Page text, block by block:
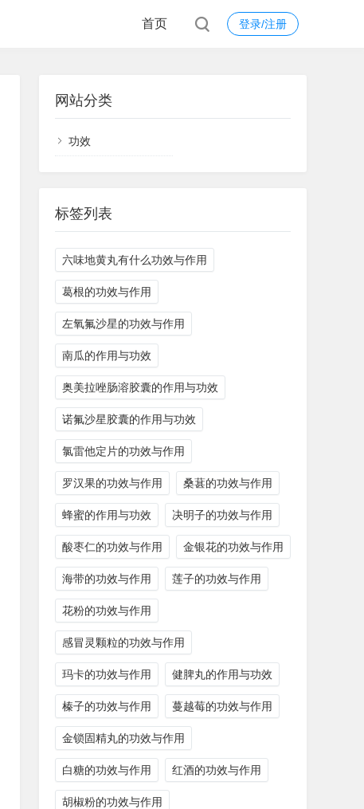
登录/注册
首页
网站分类
功效
标签列表
六味地黄丸有什么功效与作用
葛根的功效与作用
左氧氟沙星的功效与作用
南瓜的作用与功效
奥美拉唑肠溶胶囊的作用与功效
诺氟沙星胶囊的作用与功效
氯雷他定片的功效与作用
罗汉果的功效与作用 桑葚的功效与作用
蜂蜜的作用与功效 决明子的功效与作用
酸枣仁的功效与作用 金银花的功效与作用
海带的功效与作用 莲子的功效与作用
花粉的功效与作用
感冒灵颗粒的功效与作用
玛卡的功效与作用 健脾丸的作用与功效
榛子的功效与作用 蔓越莓的功效与作用
金锁固精丸的功效与作用
白糖的功效与作用 红酒的功效与作用
胡椒粉的功效与作用